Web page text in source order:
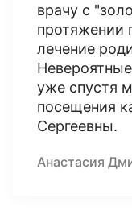
врачу с
протяжении
лечение
уже спустя
посещения
Сергеевны.
Анастасия